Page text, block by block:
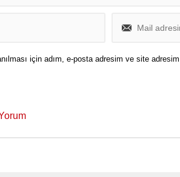
için adım, e-posta adresim ve site